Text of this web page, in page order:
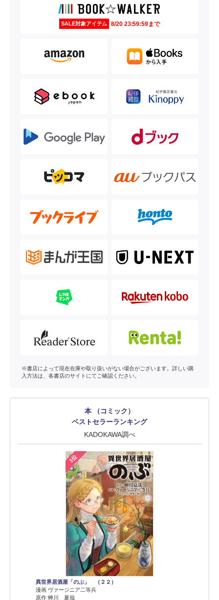
SALE対象アイテム 8/20 23:59:59まで
※書店によって現在在庫や取り扱いがない場合がございます。詳しい購
入方法は、各書店のサイトにてご確認ください。
本 （コミック）
ベストセラーランキング
KADOKAWA調べ
1位
異世界居酒屋「のぶ」 （２２）
漫画 ヴァージニア二等兵
原作 蝉川 夏哉